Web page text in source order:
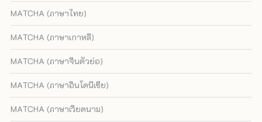
MATCHA (ภาษาไทย)
MATCHA (ภาษาเกาหลี)
MATCHA (ภาษาจีนตัวย่อ)
MATCHA (ภาษาอินโดนีเซีย)
MATCHA (ภาษาเวียดนาม)